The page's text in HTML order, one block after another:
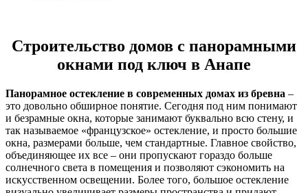
Строительство домов с панорамными
окнами под ключ в Анапе
Панорамное остекление в современных домах из бревна –
это довольно обширное понятие. Сегодня под ним понимают
и безрамные окна, которые занимают буквально всю стену, и
так называемое «французское» остекление, и просто большие
окна, размерами больше, чем стандартные. Главное свойство,
объединяющее их все – они пропускают гораздо больше
солнечного света в помещения и позволяют сэкономить на
искусственном освещении. Более того, большое остекление